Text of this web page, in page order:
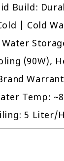
Build:
| Cold
(90W),
Temp:
5 Liter/